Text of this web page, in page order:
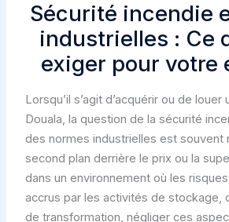
Sécurité incendie
industrielles : Ce
exiger pour votre
Lorsqu’il s’agit d’acquérir ou de louer
Douala, la question de la sécurité
des normes industrielles est souvent
second plan derrière le prix ou la
dans un environnement où les
accrus par les activités de stockage,
de transformation, négliger ces